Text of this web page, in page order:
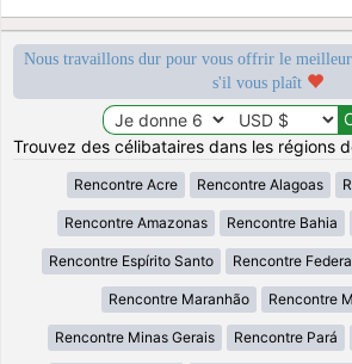
Nous travaillons dur pour vous offrir le
s'il vous plaît
Trouvez des célibataires dans les régions
Rencontre Acre Rencontre Alagoas
Rencontre Amazonas Rencontre Bahia
Rencontre Espírito Santo Rencontre
Rencontre Maranhão Rencontre
Rencontre Minas Gerais Rencontre Pará